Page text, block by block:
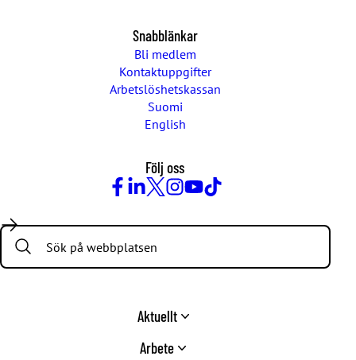
Snabblänkar
Bli medlem
Kontaktuppgifter
Arbetslöshetskassan
Suomi
English
Följ oss
Search:
Aktuellt
Arbete